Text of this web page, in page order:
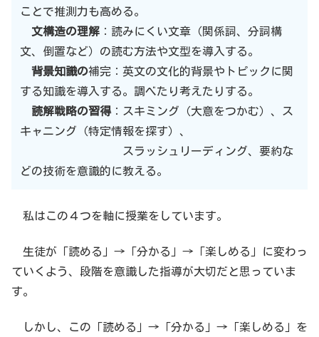
ことで推測力も高める。
文構造の理解 ：読みにくい文章（関係詞、分詞構
文、倒置など）の読む方法や文型を導入する。
背景知識の補完：英文の文化的背景やトピックに関
する知識を導入する。調べたり考えたりする。
読解戦略の習得：スキミング（大意をつかむ）、ス
キャニング（特定情報を探す）、
スラッシュリーディング、要約な
どの技術を意識的に教える。
私はこの４つを軸に授業をしています。
生徒が「読める」→「分かる」→「楽しめる」に変わっ
ていくよう、段階を意識した指導が大切だと思っていま
す。
しかし、この「読める」→「分かる」→「楽しめる」を